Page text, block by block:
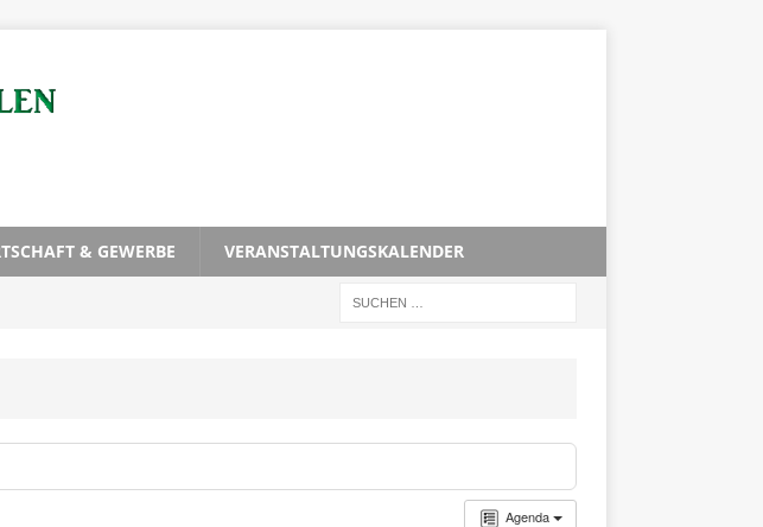
& GEWERBE VERANSTALTUNGSKALENDER
Agenda